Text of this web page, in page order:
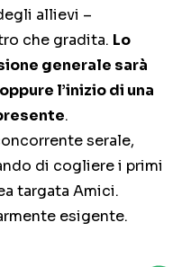
allievi –
che gradita. Lo
generale sarà
l’inizio di una
.
serale,
di cogliere i primi
targata Amici.
esigente.